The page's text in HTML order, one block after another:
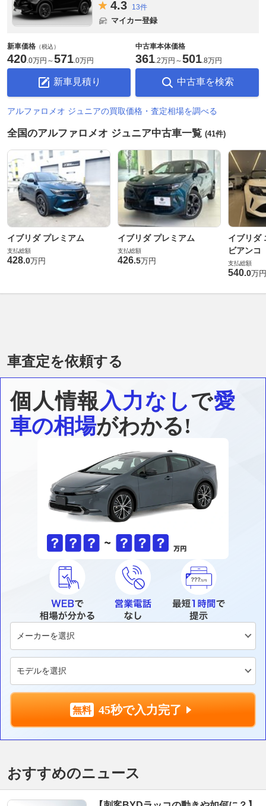
4.3 13件
マイカー登録
新車価格 （税込）
420.0万円 ～571.0万円
新車見積り
中古車本体価格
361.2万円 ～501.8万円
中古車を検索
アルファロメオ ジュニアの買取価格・査定相場を調べる
全国のアルファロメオ ジュニア中古車一覧 (41件)
イブリダ プレミアム
支払総額
428.0万円
イブリダ プレミアム
支払総額
426.5万円
イブリダ
ビアンコ
支払総額
540.0万円
車査定を依頼する
個人情報入力なしで愛
車の相場がわかる!
45秒で入力完了
おすすめのニュース